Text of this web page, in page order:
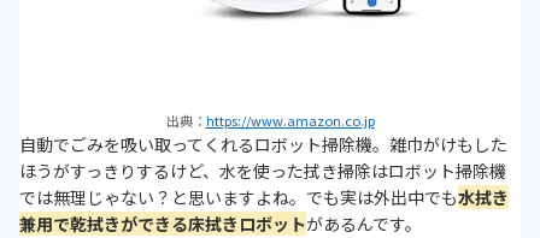
出典： https://www.amazon.co.jp
自動でごみを吸い取ってくれるロボット掃除機。雑巾がけもした
ほうがすっきりするけど、水を使った拭き掃除はロボット掃除機
では無理じゃない？と思いますよね。でも実は外出中でも水拭き
兼用で乾拭きができる床拭きロボットがあるんです。